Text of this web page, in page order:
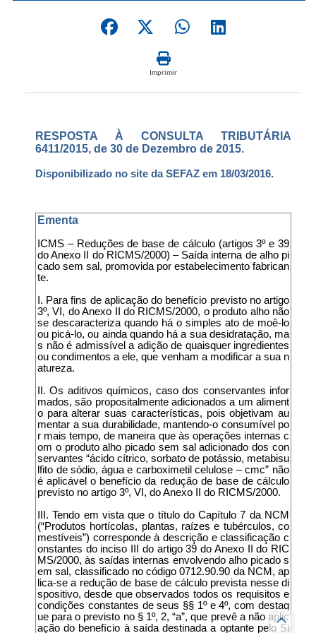
Imprimir
RESPOSTA À CONSULTA TRIBUTÁRIA
6411/2015, de 30 de Dezembro de 2015.
Disponibilizado no site da SEFAZ em 18/03/2016.
Ementa
ICMS – Reduções de base de cálculo (artigos 3º e 39
do Anexo II do RICMS/2000) – Saída interna de alho pi
cado sem sal, promovida por estabelecimento fabrican
te.
I. Para fins de aplicação do benefício previsto no artigo
3º, VI, do Anexo II do RICMS/2000, o produto alho não
se descaracteriza quando há o simples ato de moê-lo
ou picá-lo, ou ainda quando há a sua desidratação, ma
s não é admissível a adição de quaisquer ingredientes
ou condimentos a ele, que venham a modificar a sua n
atureza.
II. Os aditivos químicos, caso dos conservantes infor
mados, são propositalmente adicionados a um aliment
o para alterar suas características, pois objetivam au
mentar a sua durabilidade, mantendo-o consumível po
r mais tempo, de maneira que às operações internas c
om o produto alho picado sem sal adicionado dos con
servantes “ácido cítrico, sorbato de potássio, metabisu
lfito de sódio, água e carboximetil celulose – cmc” não
é aplicável o benefício da redução de base de cálculo
previsto no artigo 3º, VI, do Anexo II do RICMS/2000.
III. Tendo em vista que o título do Capítulo 7 da NCM
(“Produtos hortícolas, plantas, raízes e tubérculos, co
mestíveis”) corresponde à descrição e classificação c
onstantes do inciso III do artigo 39 do Anexo II do RIC
MS/2000, às saídas internas envolvendo alho picado s
em sal, classificado no código 0712.90.90 da NCM, ap
lica-se a redução de base de cálculo prevista nesse di
spositivo, desde que observados todos os requisitos e
condições constantes de seus §§ 1º e 4º, com destaq
ue para o previsto no § 1º, 2, “a”, que prevê a não aplic
ação do benefício à saída destinada a optante pelo Si